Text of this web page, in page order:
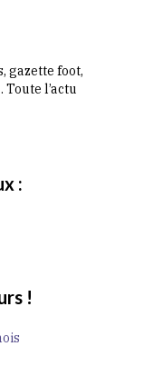
gazette foot,
l’actu
:
!